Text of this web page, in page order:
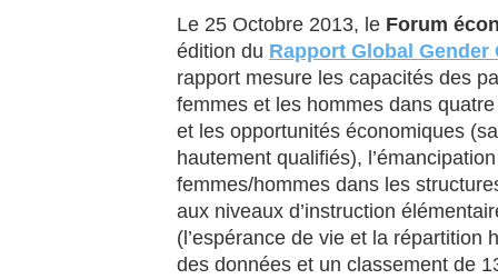
Le 25 Octobre 2013, le Forum
édition du Rapport Global Gender
rapport mesure les capacités des
femmes et les hommes dans
et les opportunités économiques
hautement qualifiés),
femmes/hommes dans les
aux niveaux d’instruction
(l’espérance de vie et la répartition
des données et un classement de